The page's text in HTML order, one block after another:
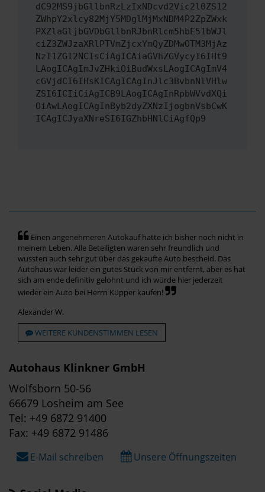
dC92MS9jbGllbnRzLzIxNDcvd2Vic2l0ZS12
ZWhpY2xlcy82MjY5MDglMjMxNDM4P2ZpZWxk
PXZlaGljbGVDbGllbnRJbnRlcm5hbE51bWJl
ciZ3ZWJzaXRlPTVmZjcxYmQyZDMwOTM3MjAz
NzI1ZGI2NCIsCiAgICAiaGVhZGVycyI6IHt9
LAogICAgImJvZHkiOiBudWxsLAogICAgImV4
cGVjdCI6IHsKICAgICAgInJlc3BvbnNlVHlw
ZSI6ICIiCiAgICB9LAogICAgInRpbWVvdXQi
OiAwLAogICAgInByb2dyZXNzIjogbnVsbCwK
ICAgICJyaXNreSI6IGZhbHNlCiAgfQp9
Einen angenehmeren Autokauf hatte ich bisher noch nicht in
meinem Leben. Alle Beteiligten waren sehr freundlich und
wussten auch sehr gut über das gekaufte Auto bescheid. Das
Autohaus war leider ein gutes Stück von mir entfernt, aber es hat
sich am ende definitiv gelohnt und ich würde hier jederzeit
wieder ein Auto bei Herrn Küpper kaufen!
Alexander W.
WEITERE KUNDENSTIMMEN LESEN
Autohaus Klinkner GmbH
Wolfsborn 50-56
66679 Losheim am See
Tel: +49 6872 91400
Fax: +49 6872 91486
E-Mail schreiben Unsere Öffnungszeiten